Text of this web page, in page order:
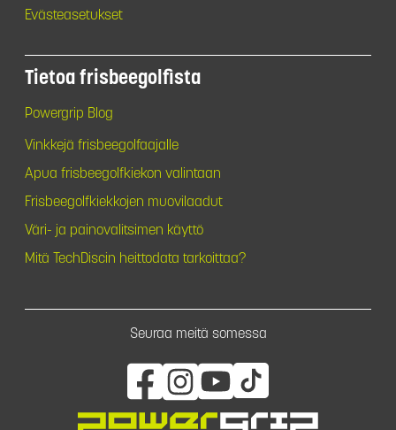
Evästeasetukset
Tietoa frisbeegolfista
Powergrip Blog
Vinkkejä frisbeegolfaajalle
Apua frisbeegolfkiekon valintaan
Frisbeegolfkiekkojen muovilaadut
Väri- ja painovalitsimen käyttö
Mitä TechDiscin heittodata tarkoittaa?
Seuraa meitä somessa